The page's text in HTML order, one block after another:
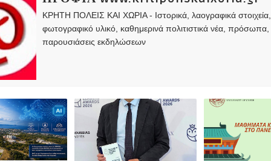
ΚΡΗΤΗ ΠΟΛΕΙΣ ΚΑΙ ΧΩΡΙΑ - Ιστορικά, λαογραφικά
φωτογραφικό υλικό, καθημερινά πολιτιστικά νέα,
παρουσιάσεις εκδηλώσεων